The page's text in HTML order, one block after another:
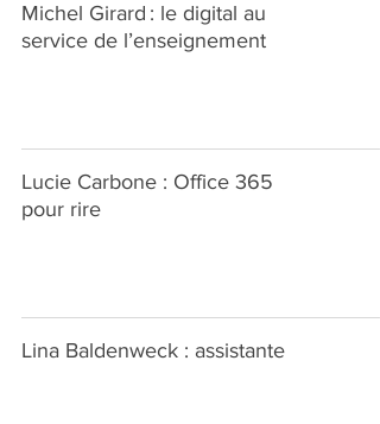
Michel Girard : le digital au
service de l’enseignement
Lucie Carbone : Office 365
pour rire
Lina Baldenweck : assistante